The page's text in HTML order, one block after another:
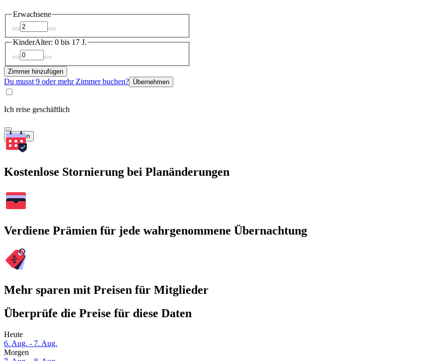
Erwachsene
KinderAlter: 0 bis 17 J.
Zimmer hinzufügen
Du musst 9 oder mehr Zimmer buchen? Übernehmen
Ich reise geschäftlich
Suchen
Kostenlose Stornierung bei Planänderungen
Verdiene Prämien für jede wahrgenommene Übernachtung
Mehr sparen mit Preisen für Mitglieder
Überprüfe die Preise für diese Daten
Heute
6. Aug. - 7. Aug.
Morgen